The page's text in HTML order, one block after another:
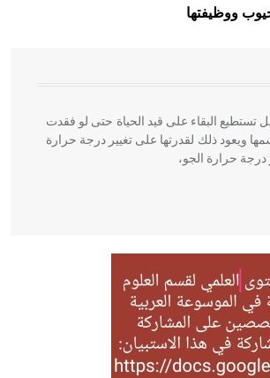
ووظيفتها
في بلاد الشام ومصر خاصة، حيث يحرص
مداميكه وخاصة في الواجهات
تستطيع البقاء على قيد الحياة حتى لو فقدت
ويعود ذلك لقدرتها على تغيير درجة حرارة
درجة حرارة الجو،
كتب في الطب أربعة مؤلفات هي:
التغذية، ورسالته في جروح الرأس. ويعود
الطب من الدين والفلسفة.